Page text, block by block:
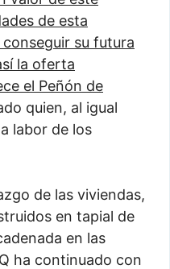
de esta
su futura
la oferta
el Peñón de
quien, al igual
labor de los
de las viviendas,
en tapial de
en las
ha continuado con